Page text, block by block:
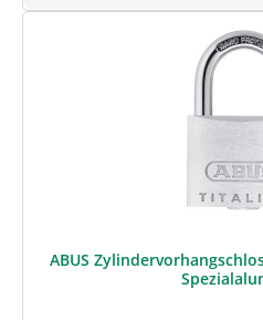
ABUS Zylindervorhangschloss Titalium 64,